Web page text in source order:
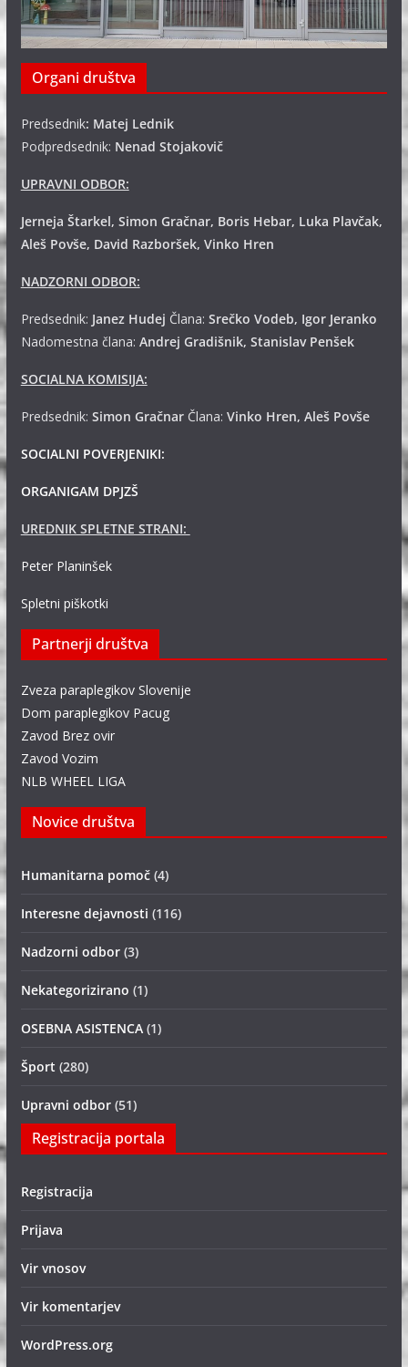
Organi društva
Predsednik: Matej Lednik
Podpredsednik: Nenad Stojakovič
UPRAVNI ODBOR:
Jerneja Štarkel, Simon Gračnar, Boris Hebar, Luka Plavčak,
Aleš Povše, David Razboršek, Vinko Hren
NADZORNI ODBOR:
Predsednik: Janez Hudej Člana: Srečko Vodeb, Igor Jeranko
Nadomestna člana: Andrej Gradišnik, Stanislav Penšek
SOCIALNA KOMISIJA:
Predsednik: Simon GračnarČlana: Vinko Hren, Aleš Povše
SOCIALNI POVERJENIKI:
ORGANIGAM DPJZŠ
UREDNIK SPLETNE STRANI:
Peter Planinšek
Spletni piškotki
Partnerji društva
Zveza paraplegikov Slovenije
Dom paraplegikov Pacug
Zavod Brez ovir
Zavod Vozim
NLB WHEEL LIGA
Novice društva
Humanitarna pomoč(4)
Interesne dejavnosti (116)
Nadzorni odbor(3)
Nekategorizirano (1)
OSEBNA ASISTENCA(1)
Šport (280)
Upravni odbor(51)
Registracija portala
Registracija
Prijava
Vir vnosov
Vir komentarjev
WordPress.org